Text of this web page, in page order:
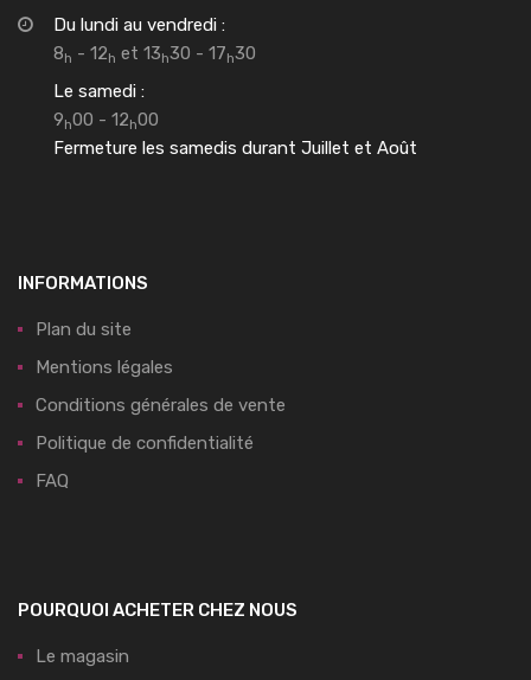
Du lundi au vendredi :
8h - 12h et 13h30 - 17h30
Le samedi :
9h00 - 12h00
Fermeture les samedis durant Juillet et Août
INFORMATIONS
Plan du site
Mentions légales
Conditions générales de vente
Politique de confidentialité
FAQ
POURQUOI ACHETER CHEZ NOUS
Le magasin